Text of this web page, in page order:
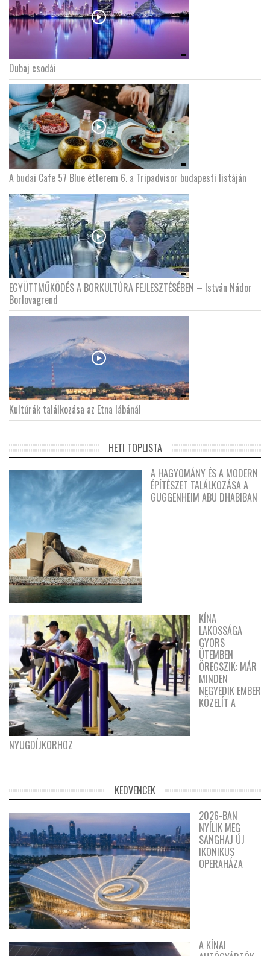
Dubaj csodái
A budai Cafe 57 Blue étterem 6. a Tripadvisor budapesti listáján
EGYÜTTMŰKÖDÉS A BORKULTÚRA FEJLESZTÉSÉBEN – István Nádor
Borlovagrend
Kultúrák találkozása az Etna lábánál
HETI TOPLISTA
A HAGYOMÁNY ÉS A MODERN
ÉPÍTÉSZET TALÁLKOZÁSA A
GUGGENHEIM ABU DHABIBAN
KÍNA
LAKOSSÁGA
GYORS
ÜTEMBEN
ÖREGSZIK: MÁR
MINDEN
NEGYEDIK EMBER
KÖZELÍT A
NYUGDÍJKORHOZ
KEDVENCEK
2026-BAN
NYÍLIK MEG
SANGHAJ ÚJ
IKONIKUS
OPERAHÁZA
A KÍNAI